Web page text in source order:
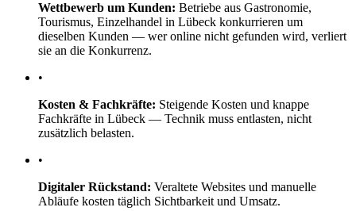
Wettbewerb um Kunden: Betriebe aus Gastronomie,
Tourismus, Einzelhandel in Lübeck konkurrieren um
dieselben Kunden — wer online nicht gefunden wird, verliert
sie an die Konkurrenz.
•
Kosten & Fachkräfte: Steigende Kosten und knappe
Fachkräfte in Lübeck — Technik muss entlasten, nicht
zusätzlich belasten.
•
Digitaler Rückstand: Veraltete Websites und manuelle
Abläufe kosten täglich Sichtbarkeit und Umsatz.